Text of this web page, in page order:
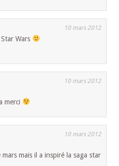
10 mars 2012
Wars
10 mars 2012
merci
10 mars 2012
mais il a inspiré la saga star